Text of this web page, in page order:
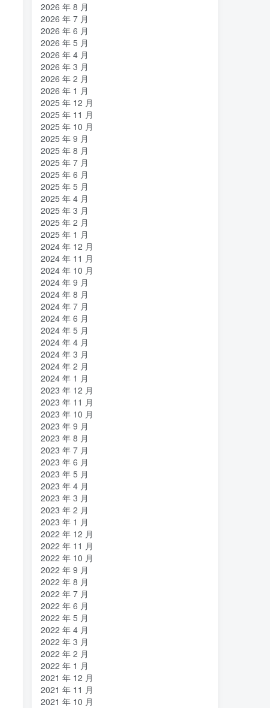
2026 年 8 月
2026 年 7 月
2026 年 6 月
2026 年 5 月
2026 年 4 月
2026 年 3 月
2026 年 2 月
2026 年 1 月
2025 年 12 月
2025 年 11 月
2025 年 10 月
2025 年 9 月
2025 年 8 月
2025 年 7 月
2025 年 6 月
2025 年 5 月
2025 年 4 月
2025 年 3 月
2025 年 2 月
2025 年 1 月
2024 年 12 月
2024 年 11 月
2024 年 10 月
2024 年 9 月
2024 年 8 月
2024 年 7 月
2024 年 6 月
2024 年 5 月
2024 年 4 月
2024 年 3 月
2024 年 2 月
2024 年 1 月
2023 年 12 月
2023 年 11 月
2023 年 10 月
2023 年 9 月
2023 年 8 月
2023 年 7 月
2023 年 6 月
2023 年 5 月
2023 年 4 月
2023 年 3 月
2023 年 2 月
2023 年 1 月
2022 年 12 月
2022 年 11 月
2022 年 10 月
2022 年 9 月
2022 年 8 月
2022 年 7 月
2022 年 6 月
2022 年 5 月
2022 年 4 月
2022 年 3 月
2022 年 2 月
2022 年 1 月
2021 年 12 月
2021 年 11 月
2021 年 10 月